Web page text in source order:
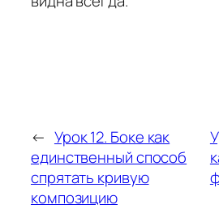
← Урок 12. Боке как
единственный способ
спрятать кривую
композицию